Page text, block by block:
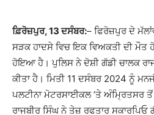
ਫ਼ਿਰੋਜ਼ਪੁਰ, 13 ਦਸੰਬਰ:– ਫਿਰੋਜ਼ਪੁਰ ਦੇ
ਸੜਕ ਹਾਦਸੇ ਵਿਚ ਇਕ ਵਿਅਕਤੀ ਦੀ ਮੌਤ
ਹੋਇਆ ਹੈ। ਪੁਲਿਸ ਨੇ ਦੋਸ਼ੀ ਗੱਡੀ ਚਾਲਕ
ਕੀਤਾ ਹੈ। ਮਿਤੀ 11 ਦਸੰਬਰ 2024 ਨੂੰ
ਪਲਟੀਨਾ ਮੋਟਰਸਾਈਕਲ ’ਤੇ ਅੰਮ੍ਰਿਤਸਰ
ਰਾਜਬੀਰ ਸਿੰਘ ਨੇ ਤੇਜ਼ ਰਫਤਾਰ ਸਕਾਰਪਿਓ